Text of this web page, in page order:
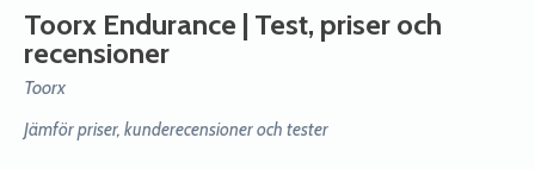
Toorx Endurance | Test, priser och
recensioner
Toorx
Jämför priser, kunderecensioner och tester